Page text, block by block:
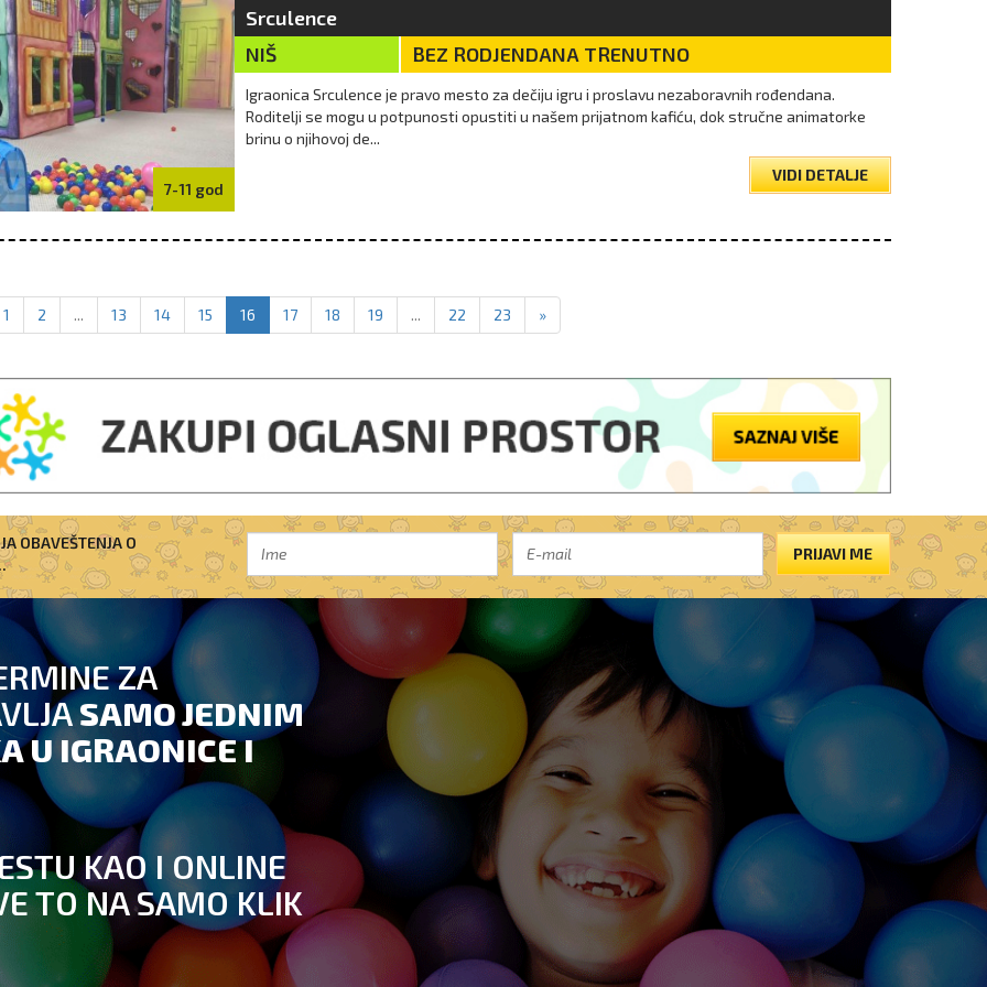
7-11 god
Srculence
NIŠ
BEZ RODJENDANA TRENUTNO
Igraonica Srculence je pravo mesto za dečiju igru i proslavu nezaboravnih rođendana.
Roditelji se mogu u potpunosti opustiti u našem prijatnom kafiću, dok stručne animatorke
brinu o njihovoj de...
VIDI DETALJE
1 2 ... 13 14 15 16 17 18 19 ... 22 23 »
OBAVEŠTENJA O
PRIJAVI ME
ZA
SAMO JEDNIM
U IGRAONICE I
KAO I ONLINE
TO NA SAMO KLIK